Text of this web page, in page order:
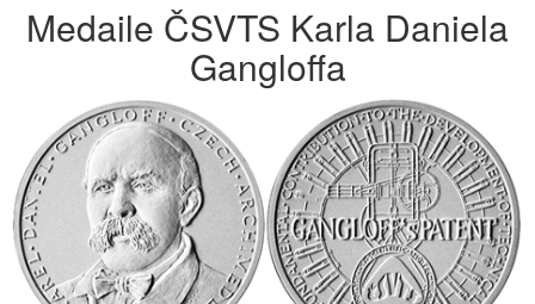
Medaile ČSVTS Karla Daniela
Gangloffa